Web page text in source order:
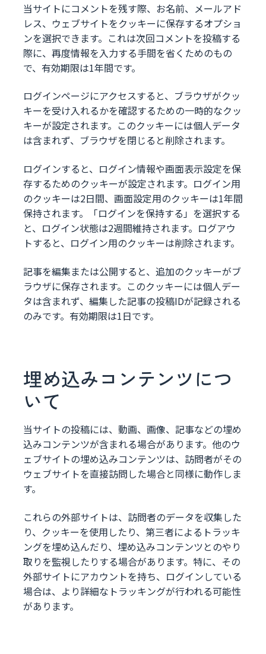
当サイトにコメントを残す際、お名前、メールアド
レス、ウェブサイトをクッキーに保存するオプショ
ンを選択できます。これは次回コメントを投稿する
際に、再度情報を入力する手間を省くためのもの
で、有効期限は1年間です。
ログインページにアクセスすると、ブラウザがクッ
キーを受け入れるかを確認するための一時的なクッ
キーが設定されます。このクッキーには個人データ
は含まれず、ブラウザを閉じると削除されます。
ログインすると、ログイン情報や画面表示設定を保
存するためのクッキーが設定されます。ログイン用
のクッキーは2日間、画面設定用のクッキーは1年間
保持されます。「ログインを保持する」を選択する
と、ログイン状態は2週間維持されます。ログアウ
トすると、ログイン用のクッキーは削除されます。
記事を編集または公開すると、追加のクッキーがブ
ラウザに保存されます。このクッキーには個人デー
タは含まれず、編集した記事の投稿IDが記録される
のみです。有効期限は1日です。
埋め込みコンテンツにつ
いて
当サイトの投稿には、動画、画像、記事などの埋め
込みコンテンツが含まれる場合があります。他のウ
ェブサイトの埋め込みコンテンツは、訪問者がその
ウェブサイトを直接訪問した場合と同様に動作しま
す。
これらの外部サイトは、訪問者のデータを収集した
り、クッキーを使用したり、第三者によるトラッキ
ングを埋め込んだり、埋め込みコンテンツとのやり
取りを監視したりする場合があります。特に、その
外部サイトにアカウントを持ち、ログインしている
場合は、より詳細なトラッキングが行われる可能性
があります。